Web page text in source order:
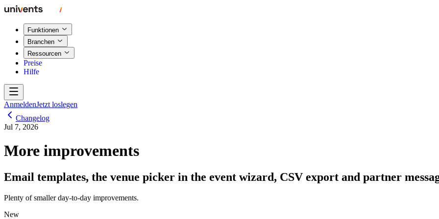
Funktionen
Branchen
Ressourcen
Preise
Hilfe
AnmeldenJetzt loslegen
Changelog
Jul 7, 2026
More improvements
Email templates, the venue picker in the event wizard, CSV export and partner
Plenty of smaller day-to-day improvements.
New